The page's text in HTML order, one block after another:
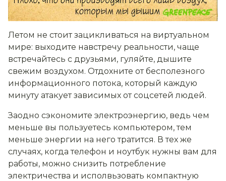
Летом не стоит зацикливаться на виртуальном
мире: выходите навстречу реальности, чаще
встречайтесь с друзьями, гуляйте, дышите
свежим воздухом. Отдохните от бесполезного
информационного потока, который каждую
минуту атакует зависимых от соцсетей людей.
Заодно сэкономите электроэнергию, ведь чем
меньше вы пользуетесь компьютером, тем
меньше энергии на него тратится. В тех же
случаях, когда телефон и ноутбук нужны вам для
работы, можно снизить потребление
электричества и исполвьзовать компактную